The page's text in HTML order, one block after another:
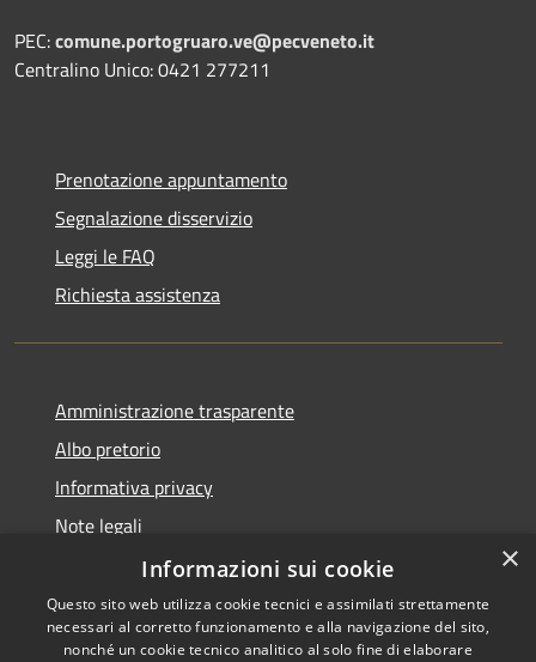
PEC:comune.portogruaro.ve@pecveneto.it
Centralino Unico: 0421 277211
Prenotazione appuntamento
Segnalazione disservizio
Leggi le FAQ
Richiesta assistenza
Amministrazione trasparente
Albo pretorio
Informativa privacy
Note legali
Dichiarazione di accessibilità
×
Informazioni sui cookie
Questo sito web utilizza cookie tecnici e assimilati strettamente
necessari al corretto funzionamento e alla navigazione del sito,
nonché un cookie tecnico analitico al solo fine di elaborare